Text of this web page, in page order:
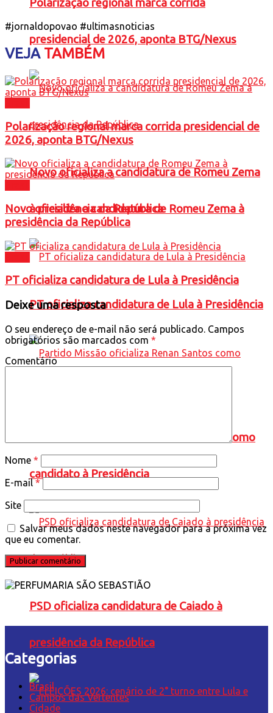
Polarização regional marca corrida
presidencial de 2026, aponta BTG/Nexus
Novo oficializa a candidatura de Romeu Zema
à presidência da República
PT oficializa candidatura de Lula à Presidência
Partido Missão oficializa Renan Santos como
candidato à Presidência
PSD oficializa candidatura de Caiado à
presidência da República
#jornaldopovao #ultimasnoticias
VEJATAMBÉM
Polarização regional marca corrida presidencial de
2026, aponta BTG/Nexus
Novo oficializa a candidatura de Romeu Zema à
presidência da República
PT oficializa candidatura de Lula à Presidência
Deixe uma resposta
O seu endereço de e-mail não será publicado. Campos
obrigatórios são marcados com *
Comentário
Nome *
E-mail*
Site
Salvar meus dados neste navegador para a próxima vez
que eu comentar.
Categorias
Brasil
Campos das Vertentes
Cidade